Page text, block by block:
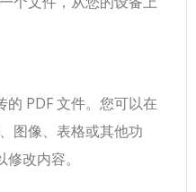
的 PDF 文件。您可以在
图像、表格或其他功
改内容。